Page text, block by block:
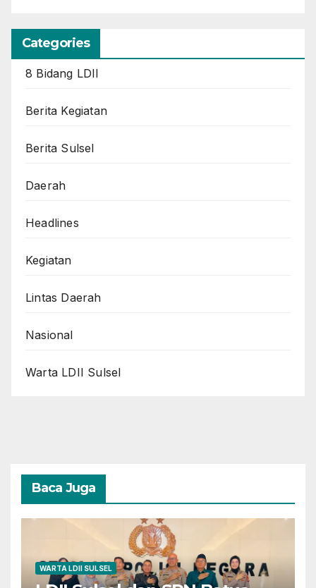
Categories
8 Bidang LDII
Berita Kegiatan
Berita Sulsel
Daerah
Headlines
Kegiatan
Lintas Daerah
Nasional
Warta LDII Sulsel
Baca Juga
WARTA LDII SULSEL